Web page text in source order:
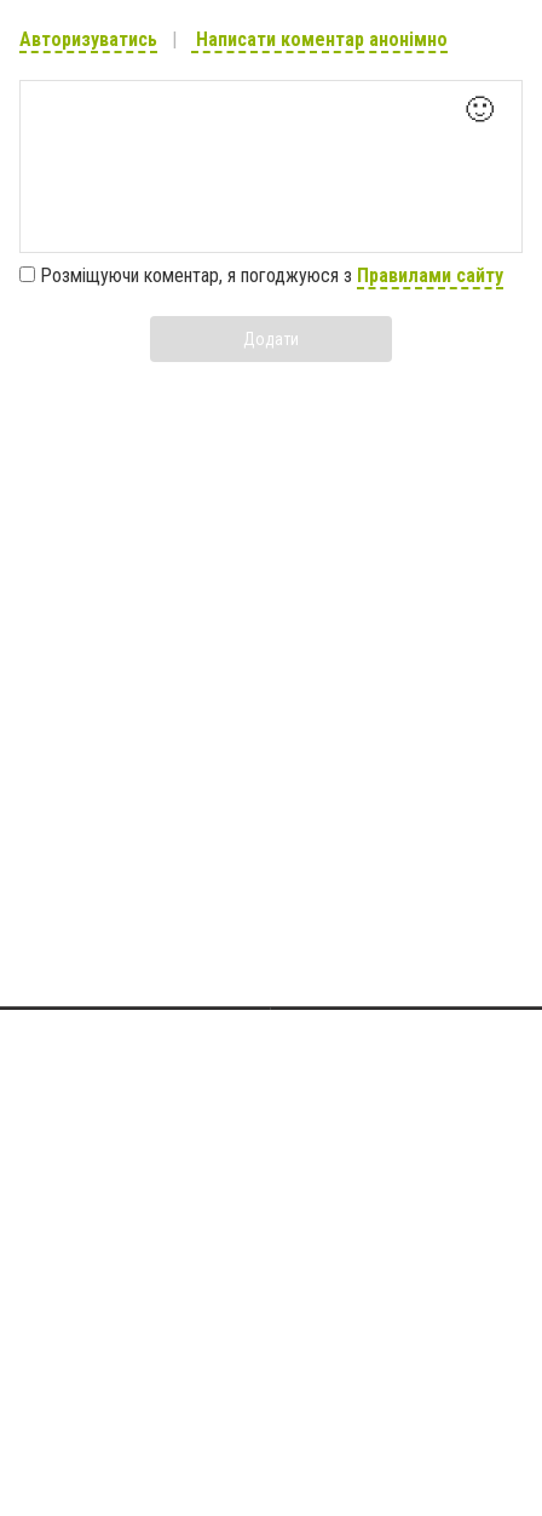
Авторизуватись Написати коментар анонімно
🙂
Розміщуючи коментар, я погоджуюся з Правилами сайту
Додати